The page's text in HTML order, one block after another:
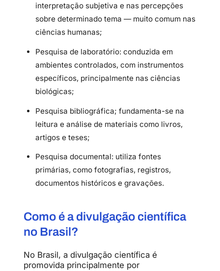
interpretação subjetiva e nas percepções
sobre determinado tema — muito comum nas
ciências humanas;
Pesquisa de laboratório: conduzida em
ambientes controlados, com instrumentos
específicos, principalmente nas ciências
biológicas;
Pesquisa bibliográfica; fundamenta-se na
leitura e análise de materiais como livros,
artigos e teses;
Pesquisa documental: utiliza fontes
primárias, como fotografias, registros,
documentos históricos e gravações.
Como éadivulgação científica
no Brasil?
No Brasil, a divulgação científica é
promovida principalmente por